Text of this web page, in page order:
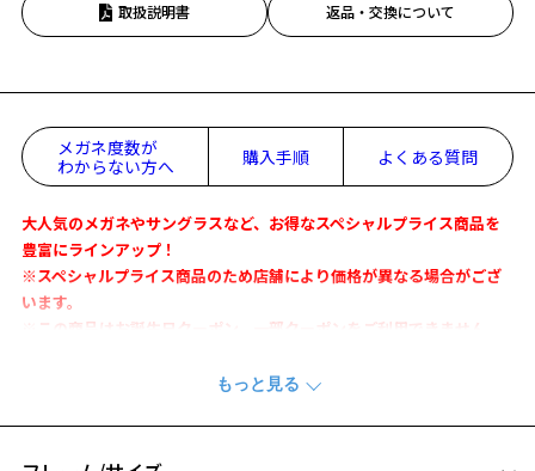
取扱説明書 返品・交換について
メガネ度数が
わからない方へ
購入手順 よくある質問
大人気のメガネやサングラスなど、お得なスペシャルプライス商品を
豊富にラインアップ！
※スペシャルプライス商品のため店舗により価格が異なる場合がござ
います。
※この商品はお誕生日クーポン、一部クーポンをご利用できません。
極太な上リムに大胆なカッティングを施した迫力のある一本
『VOLQUE』